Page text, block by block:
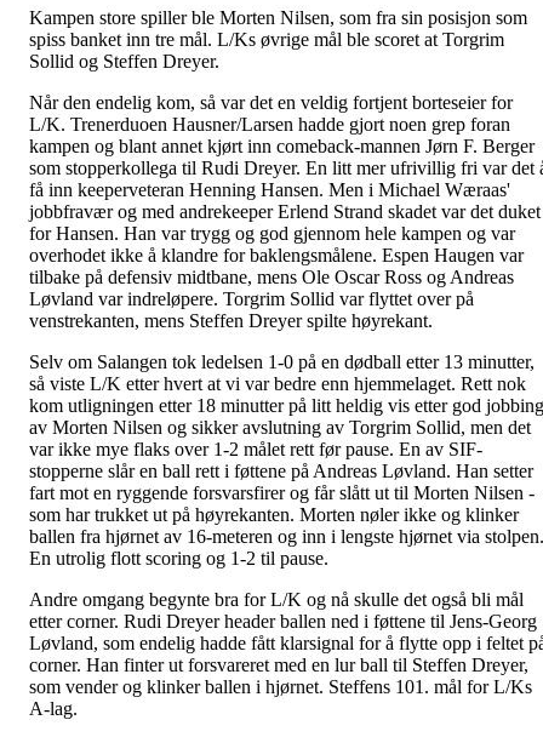
Kampen store spiller ble Morten Nilsen, som fra sin posisjon som
spiss banket inn tre mål. L/Ks øvrige mål ble scoret at Torgrim
Sollid og Steffen Dreyer.
Når den endelig kom, så var det en veldig fortjent borteseier for
L/K. Trenerduoen Hausner/Larsen hadde gjort noen grep foran
kampen og blant annet kjørt inn comeback-mannen Jørn F. Berger
som stopperkollega til Rudi Dreyer. En litt mer ufrivillig fri var det
få inn keeperveteran Henning Hansen. Men i Michael Wæraas'
jobbfravær og med andrekeeper Erlend Strand skadet var det duket
for Hansen. Han var trygg og god gjennom hele kampen og var
overhodet ikke å klandre for baklengsmålene. Espen Haugen var
tilbake på defensiv midtbane, mens Ole Oscar Ross og Andreas
Løvland var indreløpere. Torgrim Sollid var flyttet over på
venstrekanten, mens Steffen Dreyer spilte høyrekant.
Selv om Salangen tok ledelsen 1-0 på en dødball etter 13 minutter,
så viste L/K etter hvert at vi var bedre enn hjemmelaget. Rett nok
kom utligningen etter 18 minutter på litt heldig vis etter god jobbing
av Morten Nilsen og sikker avslutning av Torgrim Sollid, men det
var ikke mye flaks over 1-2 målet rett før pause. En av SIF-
stopperne slår en ball rett i føttene på Andreas Løvland. Han setter
fart mot en ryggende forsvarsfirer og får slått ut til Morten Nilsen -
som har trukket ut på høyrekanten. Morten nøler ikke og klinker
ballen fra hjørnet av 16-meteren og inn i lengste hjørnet via stolpen.
En utrolig flott scoring og 1-2 til pause.
Andre omgang begynte bra for L/K og nå skulle det også bli mål
etter corner. Rudi Dreyer header ballen ned i føttene til Jens-Georg
Løvland, som endelig hadde fått klarsignal for å flytte opp i feltet
corner. Han finter ut forsvareret med en lur ball til Steffen Dreyer,
som vender og klinker ballen i hjørnet. Steffens 101. mål for L/Ks
A-lag.